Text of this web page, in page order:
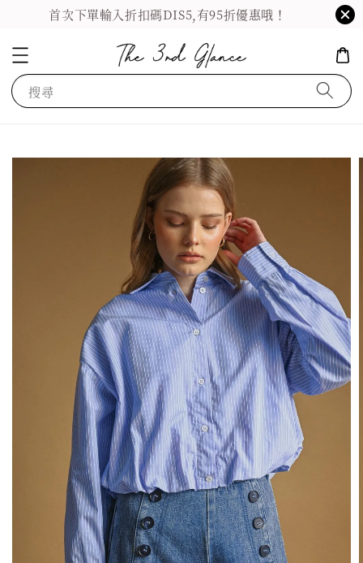
首次下單輸入折扣碼DIS5,有95折優惠哦！
搜尋